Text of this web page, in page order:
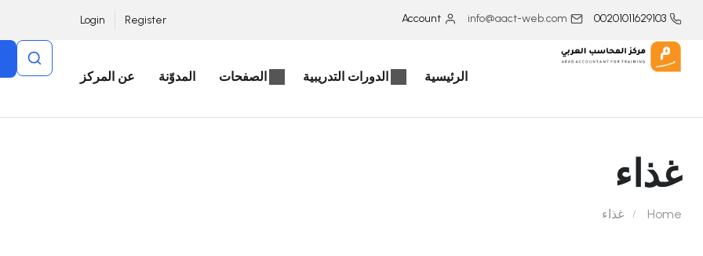
00201011629103
info@aact-web.com
Account
Register
Login
الرئيسية الدورات التدريبية الصفحات المدوّنة عن المركز
غذاء
Home غذاء